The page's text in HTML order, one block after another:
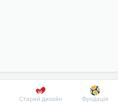
Пацієнту
Старий дизайн Фундація